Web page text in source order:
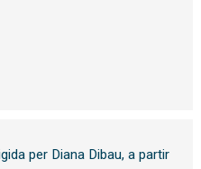
per Diana Dibau, a partir